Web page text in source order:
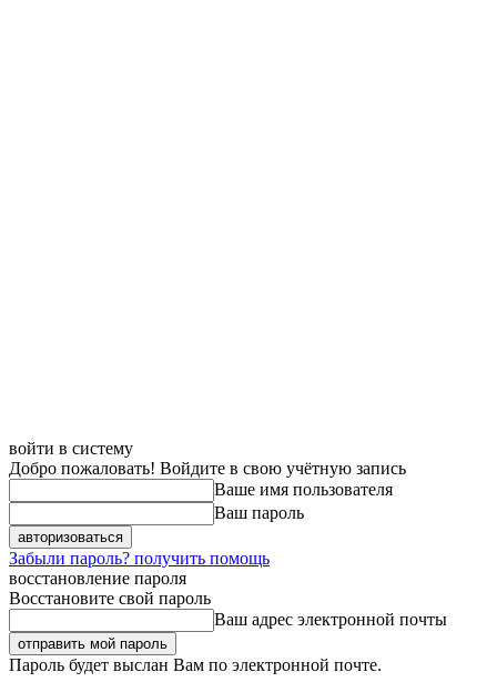
войти в систему
Добро пожаловать! Войдите в свою учётную запись
Ваше имя пользователя
Ваш пароль
Забыли пароль? получить помощь
восстановление пароля
Восстановите свой пароль
Ваш адрес электронной почты
Пароль будет выслан Вам по электронной почте.